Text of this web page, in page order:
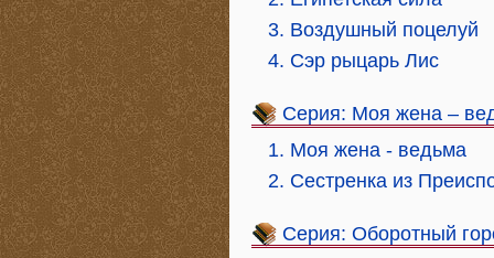
3. Воздушный поцелуй
4. Сэр рыцарь Лис
Серия: Моя жена –
1. Моя жена - ведьма
2. Сестренка из
Серия: Оборотный